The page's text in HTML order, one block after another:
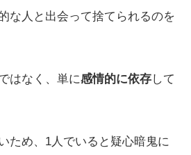
な人と出会って捨てられるのを
はなく、単に感情的に依存して
ため、1人でいると疑心暗鬼に